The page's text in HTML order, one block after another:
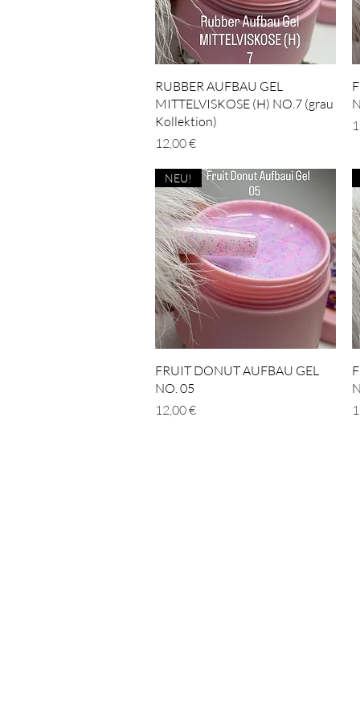
Schnellansicht
RUBBER AUFBAU GEL
MITTELVISKOSE (H) NO.7 (grau
Kollektion)
Preis
12,00 €
Schnellansicht
NEU!
FRUIT DONUT AUFBAU GEL
NO. 05
Preis
12,00 €